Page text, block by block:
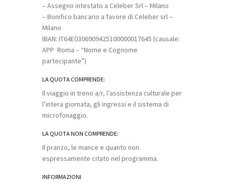
– Assegno intestato a Celeber Srl – Milano
– Bonifico bancario a favore di Celeber srl –
Milano
IBAN: IT64E0306909425100000017645 (causale:
APP Roma – “Nome e Cognome
partecipante”)
LA QUOTA COMPRENDE:
Il viaggio in treno a/r, l’assistenza culturale per
l’intera giornata, gli ingressi e il sistema di
microfonaggio.
LA QUOTA NON COMPRENDE:
Il pranzo, le mance e quanto non
espressamente citato nel programma.
INFORMAZIONI